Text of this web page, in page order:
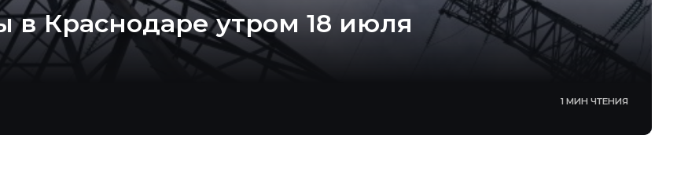
в Краснодаре утром 18 июля
1 МИН ЧТЕНИЯ